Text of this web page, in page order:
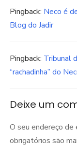
Pingback: Neco é
Blog do Jadir
Pingback: Tribunal
“rachadinha” do
Deixe um
O seu endereço de
obrigatórios são